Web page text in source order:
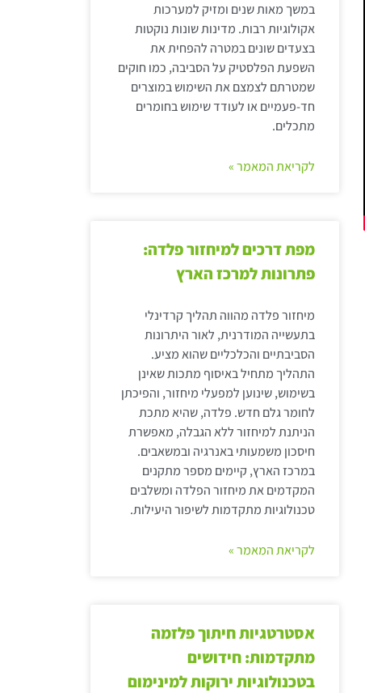
במשך מאות שנים ומזיק למערכות
אקולוגיות רבות. מדינות שונות נוקטות
בצעדים שונים במטרה להפחית את
השפעת הפלסטיק על הסביבה, כמו חוקים
שמטרתם לצמצם את השימוש במוצרים
חד-פעמיים או לעודד שימוש בחומרים
מתכלים.
לקריאת המאמר »
מפת דרכים למיחזור פלדה:
פתרונות למרכז הארץ
מיחזור פלדה מהווה תהליך קרדינלי
בתעשייה המודרנית, לאור היתרונות
הסביבתיים והכלכליים שהוא מציע.
התהליך מתחיל באיסוף מתכות שאינן
בשימוש, שינוען למפעלי מיחזור, והפיכתן
לחומר גלם חדש. פלדה, שהיא מתכת
הניתנת למיחזור ללא הגבלה, מאפשרת
חיסכון משמעותי באנרגיה ובמשאבים.
במרכז הארץ, קיימים מספר מתקנים
המקדמים את מיחזור הפלדה ומשלבים
טכנולוגיות מתקדמות לשיפור היעילות.
לקריאת המאמר »
אסטרטגיות חיתוך פלזמה
מתקדמות: חידושים
בטכנולוגיות ירוקות למינימום